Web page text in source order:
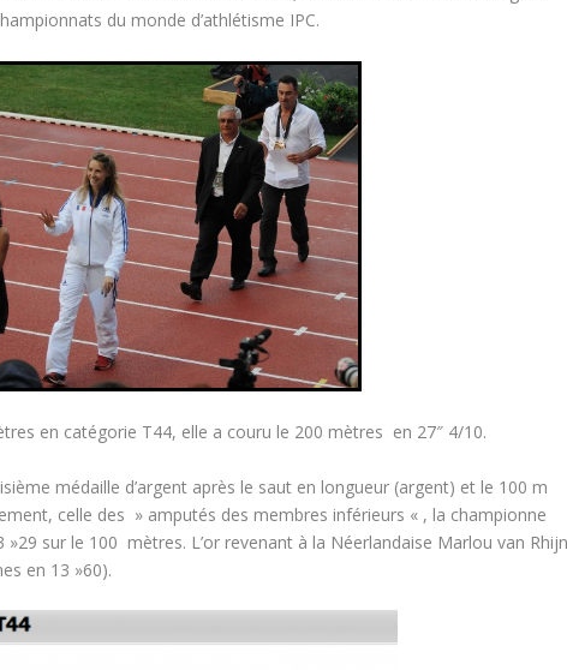
du monde d’athlétisme IPC.
en catégorie T44, elle a couru le 200 mètres en 27″ 4/10.
médaille d’argent après le saut en longueur (argent) et le 100 m
celle des » amputés des membres inférieurs « , la championne
sur le 100 mètres. L’or revenant à la Néerlandaise Marlou van
en 13 »60).